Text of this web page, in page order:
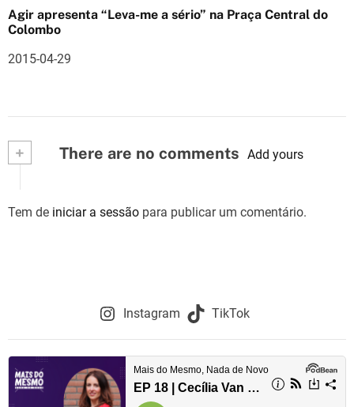
Agir apresenta “Leva-me a sério” na Praça Central do
Colombo
2015-04-29
+ There are no comments Add yours
Tem de iniciar a sessão para publicar um comentário.
Instagram TikTok